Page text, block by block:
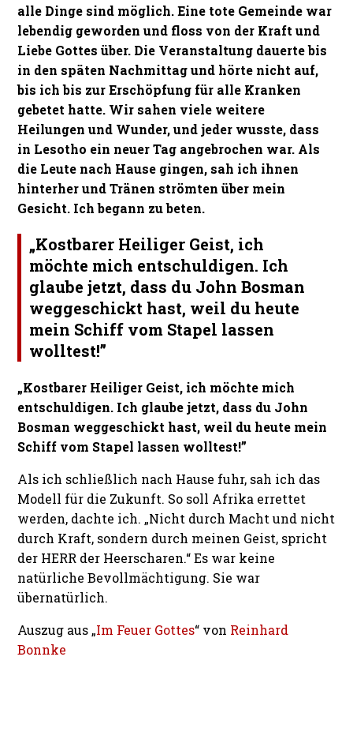
alle Dinge sind möglich. Eine tote Gemeinde war
lebendig geworden und floss von der Kraft und
Liebe Gottes über. Die Veranstaltung dauerte bis
in den späten Nachmittag und hörte nicht auf,
bis ich bis zur Erschöpfung für alle Kranken
gebetet hatte. Wir sahen viele weitere
Heilungen und Wunder, und jeder wusste, dass
in Lesotho ein neuer Tag angebrochen war. Als
die Leute nach Hause gingen, sah ich ihnen
hinterher und Tränen strömten über mein
Gesicht. Ich begann zu beten.
„Kostbarer Heiliger Geist, ich
möchte mich entschuldigen. Ich
glaube jetzt, dass du John Bosman
weggeschickt hast, weil du heute
mein Schiff vom Stapel lassen
wolltest!”
„Kostbarer Heiliger Geist, ich möchte mich
entschuldigen. Ich glaube jetzt, dass du John
Bosman weggeschickt hast, weil du heute mein
Schiff vom Stapel lassen wolltest!”
Als ich schließlich nach Hause fuhr, sah ich das
Modell für die Zukunft. So soll Afrika errettet
werden, dachte ich. „Nicht durch Macht und nicht
durch Kraft, sondern durch meinen Geist, spricht
der HERR der Heerscharen.“ Es war keine
natürliche Bevollmächtigung. Sie war
übernatürlich.
Auszug aus „Im Feuer Gottes“ von Reinhard
Bonnke